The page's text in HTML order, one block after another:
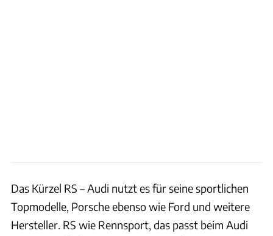
Das Kürzel RS – Audi nutzt es für seine sportlichen
Topmodelle, Porsche ebenso wie Ford und weitere
Hersteller. RS wie Rennsport, das passt beim Audi